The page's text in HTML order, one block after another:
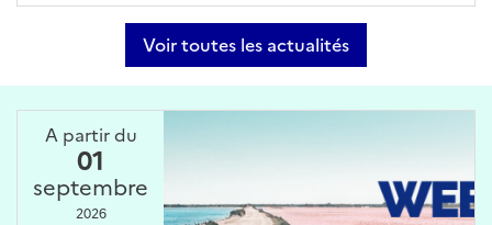
Voir toutes les actualités
A partir du
01
septembre
2026